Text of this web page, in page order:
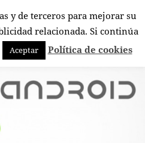
MENÚ
Y
y de terceros para mejorar su
relacionada. Si continúa
Aceptar Política de cookies